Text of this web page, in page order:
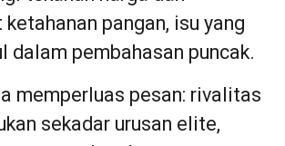
pangan, isu yang
dalam pembahasan puncak.
memperluas pesan: rivalitas
sekadar urusan elite,